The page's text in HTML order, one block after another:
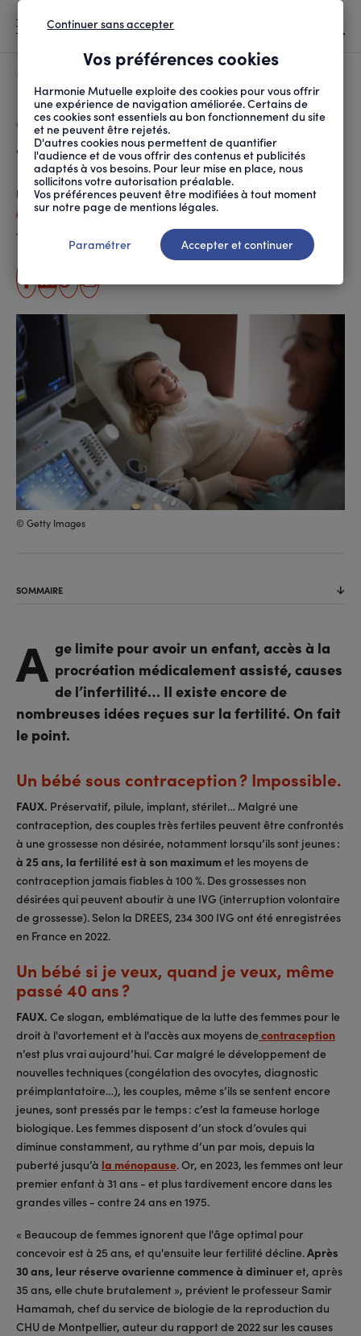
D'ARIANE
ACCUEIL SANTÉ ET SOINS MALADIES ET TRAITEMENTS VRAI/FAUX SUR LA FER...
Vrai/faux sur la fertilité
Publié le21.05.2024
Agnès Morel
Temps de lecture estimé 8 minute(s)
partager
sur
facebook
partager
sur
linkedin
Copier
l'URL
Imprimer
© Getty Images
SOMMAIRE
A ge limite pour avoir un enfant, accès à la
procréation médicalement assisté, causes
de l’infertilité… Il existe encore de
nombreuses idées reçues sur la fertilité. On fait
le point.
Un bébé sous contraception ? Impossible.
FAUX. Préservatif, pilule, implant, stérilet… Malgré une
contraception, des couples très fertiles peuvent être confrontés
à une grossesse non désirée, notamment lorsqu’ils sont jeunes :
à 25 ans, la fertilité est à son maximumet les moyens de
contraception jamais fiables à 100 %. Des grossesses non
désirées qui peuvent aboutir à une IVG (interruption volontaire
de grossesse). Selon la DREES, 234 300 IVG ont été enregistrées
en France en 2022.
Un bébé si je veux, quand je veux, même
passé 40 ans ?
FAUX. Ce slogan, emblématique de la lutte des femmes pour le
droit à l'avortement et à l'accès aux moyens decontraception
n’est plus vrai aujourd’hui. Car malgré le développement de
nouvelles techniques (congélation des ovocytes, diagnostic
préimplantatoire…), les couples, même s’ils se sentent encore
jeunes, sont pressés par le temps : c’est la fameuse horloge
biologique. Les femmes disposent d’un stock d’ovules qui
diminue constamment, au rythme d’un par mois, depuis la
puberté jusqu’à la ménopause. Or, en 2023, les femmes ont leur
premier enfant à 31 ans - et plus tardivement encore dans les
grandes villes - contre 24 ans en 1975.
« Beaucoup de femmes ignorent que l'âge optimal pour
concevoir est à 25 ans, et qu'ensuite leur fertilité décline.Après
30 ans, leur réserve ovarienne commence à diminueret, après
35 ans, elle chute brutalement », prévient le professeur Samir
Hamamah, chef du service de biologie de la reproduction du
CHU de Montpellier, auteur du rapport de 2022 sur les causes
Vos préférences cookies
Harmonie Mutuelle exploite des cookies pour vous offrir
une expérience de navigation améliorée. Certains de
ces cookies sont essentiels au bon fonctionnement du site
et ne peuvent être rejetés.
D'autres cookies nous permettent de quantifier
l'audience et de vous offrir des contenus et publicités
adaptés à vos besoins. Pour leur mise en place, nous
sollicitons votre autorisation préalable.
Vos préférences peuvent être modifiées à tout moment
sur notre page de mentions légales.
Continuer sans accepter
Paramétrer Accepter et continuer